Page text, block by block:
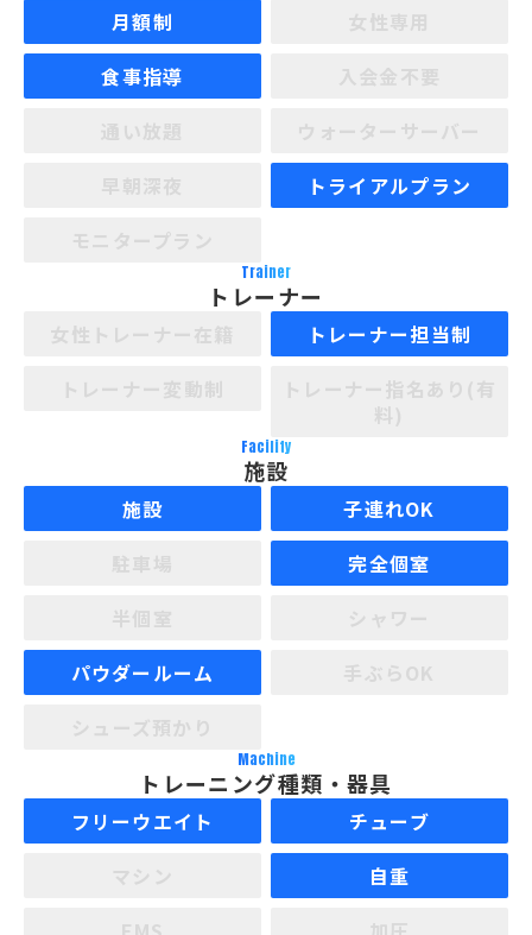
月額制
食事指導
トライアルプラン
Trainer
トレーナー
トレーナー担当制
Facility
施設
施設
子連れOK
完全個室
パウダールーム
Machine
トレーニング種類・器具
フリーウエイト
チューブ
自重